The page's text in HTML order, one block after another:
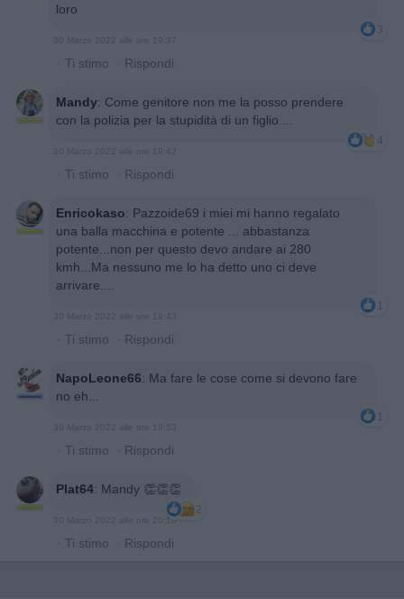
loro
3
30 Marzo 2022 alle ore 19:37
· Ti stimo · Rispondi
Mandy: Come genitore non me la posso prendere
con la polizia per la stupidità di un figlio ...
4
30 Marzo 2022 alle ore 19:42
· Ti stimo · Rispondi
Enricokaso: Pazzoide69 i miei mi hanno regalato
una balla macchina e potente ... abbastanza
potente...non per questo devo andare ai 280
kmh...Ma nessuno me lo ha detto uno ci deve
arrivare....
1
30 Marzo 2022 alle ore 19:43
· Ti stimo · Rispondi
NapoLeone66: Ma fare le cose come si devono fare
no eh...
1
30 Marzo 2022 alle ore 19:53
· Ti stimo · Rispondi
Plat64: Mandy 👏👏👏
2
30 Marzo 2022 alle ore 20:10
· Ti stimo · Rispondi